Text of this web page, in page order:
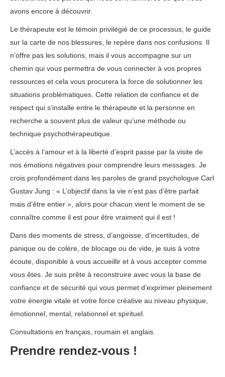
avons encore à découvrir.
Le thérapeute est le témoin privilégié de ce processus, le guide
sur la carte de nos blessures, le repère dans nos confusions. Il
n’offre pas les solutions, mais il vous accompagne sur un
chemin qui vous permettra de vous connecter à vos propres
ressources et cela vous procurera la force de solutionner les
situations problématiques. Cette relation de confiance et de
respect qui s’installe entre le thérapeute et la personne en
recherche a souvent plus de valeur qu’une méthode ou
technique psychothérapeutique.
L’accès à l’amour et à la liberté d’esprit passe par la visite de
nos émotions négatives pour comprendre leurs messages. Je
crois profondément dans les paroles de grand psychologue Carl
Gustav Jung : « L’objectif dans la vie n’est pas d’être parfait
mais d’être entier », alors pour chacun vient le moment de se
connaître comme il est pour être vraiment qui il est !
Dans des moments de stress, d’angoisse, d’incertitudes, de
panique ou de colère, de blocage ou de vide, je suis à votre
écoute, disponible à vous accueillir et à vous accepter comme
vous êtes. Je suis prête à reconstruire avec vous la base de
confiance et de sécurité qui vous permet d’exprimer pleinement
votre énergie vitale et votre force créative au niveau physique,
émotionnel, mental, relationnel et spirituel.
Consultations en français, roumain et anglais.
Prendre rendez-vous !